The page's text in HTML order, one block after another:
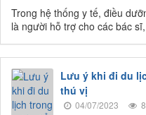
Trong hệ thống y tế, điều
là người hỗ trợ cho các bác
Lưu ý khi đi du
thú vị
04/07/2023